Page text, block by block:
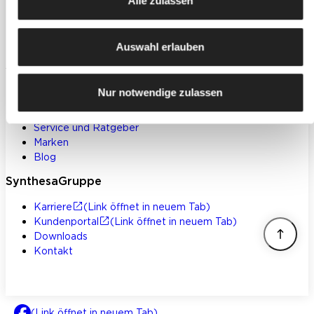
Auswahl erlauben
Nur notwendige zulassen
Bodenbeschichtungen
Betoninstandsetzung
Klebstoffe und Bauchemie
Weitere Themen
Einsatzbereiche
Inspiration
Service und Ratgeber
Marken
Blog
SynthesaGruppe
Karriere
(Link öffnet in neuem Tab)
Kundenportal
(Link öffnet in neuem Tab)
Downloads
Kontakt